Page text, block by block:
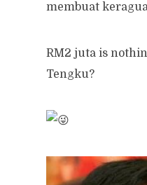
membuat
RM2 juta is
Tengku?